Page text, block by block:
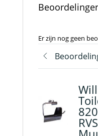
Er zijn nog geen